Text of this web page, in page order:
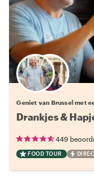
Kies
Geniet van Brussel met
Drankjes &
449
FOOD TOUR